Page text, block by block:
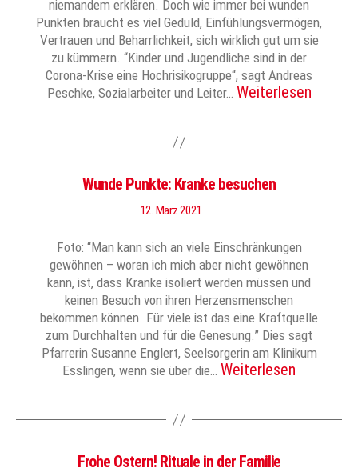
niemandem erklären. Doch wie immer bei wunden
Punkten braucht es viel Geduld, Einfühlungsvermögen,
Vertrauen und Beharrlichkeit, sich wirklich gut um sie
zu kümmern. “Kinder und Jugendliche sind in der
Corona-Krise eine Hochrisikogruppe“, sagt Andreas
Peschke, Sozialarbeiter und Leiter… Weiterlesen
Wunde Punkte: Kranke besuchen
12. März 2021
Foto: “Man kann sich an viele Einschränkungen
gewöhnen – woran ich mich aber nicht gewöhnen
kann, ist, dass Kranke isoliert werden müssen und
keinen Besuch von ihren Herzensmenschen
bekommen können. Für viele ist das eine Kraftquelle
zum Durchhalten und für die Genesung.” Dies sagt
Pfarrerin Susanne Englert, Seelsorgerin am Klinikum
Esslingen, wenn sie über die… Weiterlesen
Frohe Ostern! Rituale in der Familie